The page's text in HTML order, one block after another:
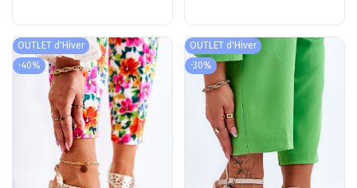
OUTLET d'Hiver
-40%
OUTLET d'Hiver
-30%